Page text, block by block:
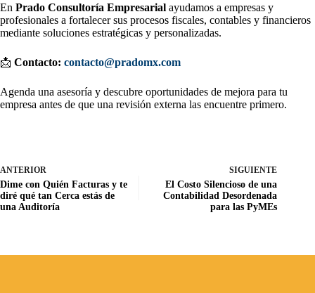
En Prado Consultoría Empresarial ayudamos a empresas y
profesionales a fortalecer sus procesos fiscales, contables y financieros
mediante soluciones estratégicas y personalizadas.
📩 Contacto: contacto@pradomx.com
Agenda una asesoría y descubre oportunidades de mejora para tu
empresa antes de que una revisión externa las encuentre primero.
ANTERIOR
Dime con Quién Facturas y te
diré qué tan Cerca estás de
una Auditoría
SIGUIENTE
El Costo Silencioso de una
Contabilidad Desordenada
para las PyMEs